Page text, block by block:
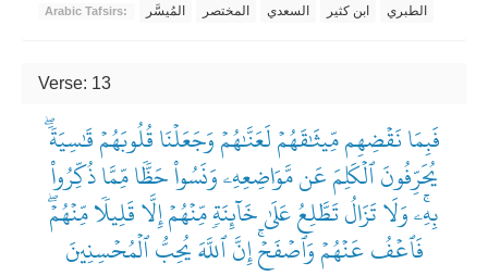
Arabic Tafsirs: المُيسَّر المختصر السعدي ابن كثير الطبري
Verse: 13
فَبِمَا نَقۡضِهِم مِّيثَٰقَهُمۡ لَعَنَّٰهُمۡ وَجَعَلۡنَا قُلُوبَهُمۡ قَٰسِيَةٗۖ
يُحَرِّفُونَ ٱلۡكَلِمَ عَن مَّوَاضِعِهِۦ وَنَسُواْ حَظّٗا مِّمَّا ذُكِّرُواْ
بِهِۦۚ وَلَا تَزَالُ تَطَّلِعُ عَلَىٰ خَآئِنَةٖ مِّنۡهُمۡ إِلَّا قَلِيلٗا مِّنۡهُمۡۖ
فَٱعۡفُ عَنۡهُمۡ وَٱصۡفَحۡۚ إِنَّ ٱللَّهَ يُحِبُّ ٱلۡمُحۡسِنِينَ